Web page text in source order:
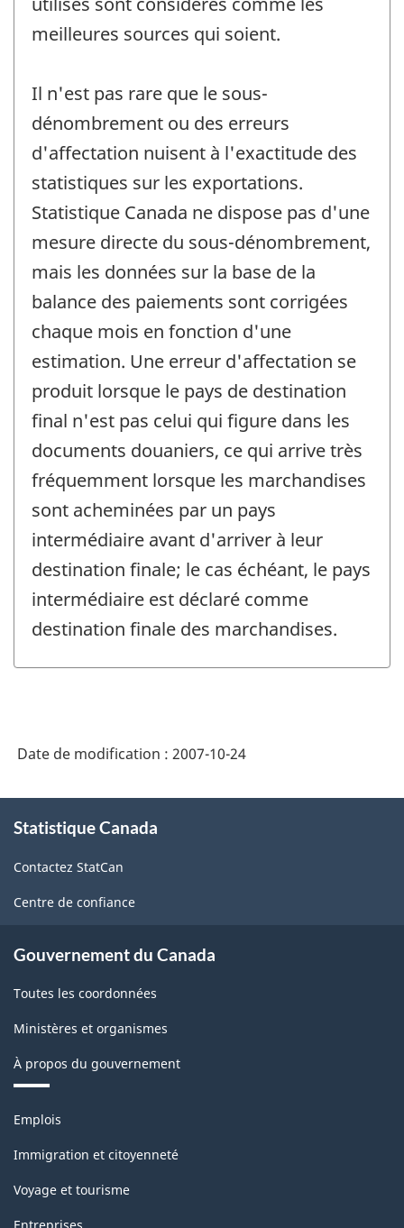
meilleures sources qui soient.
Il n'est pas rare que le sous-
dénombrement ou des erreurs
d'affectation nuisent à l'exactitude des
statistiques sur les exportations.
Statistique Canada ne dispose pas d'une
mesure directe du sous-dénombrement,
mais les données sur la base de la
balance des paiements sont corrigées
chaque mois en fonction d'une
estimation. Une erreur d'affectation se
produit lorsque le pays de destination
final n'est pas celui qui figure dans les
documents douaniers, ce qui arrive très
fréquemment lorsque les marchandises
sont acheminées par un pays
intermédiaire avant d'arriver à leur
destination finale; le cas échéant, le pays
intermédiaire est déclaré comme
destination finale des marchandises.
Date de modification : 2007-10-24
propos
ce
site
Statistique Canada
Contactez StatCan
Centre de confiance
Gouvernement du Canada
Toutes les coordonnées
Ministères et organismes
À propos du gouvernement
Thèmes
sujets
Emplois
Immigration et citoyenneté
Voyage et tourisme